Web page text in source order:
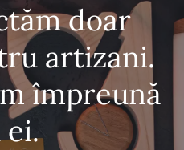
doar
artizani.
împreună
ei.